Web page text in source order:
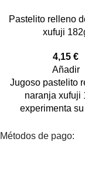
Pastelito relleno
xufuji
4,15 €
Añadir
Jugoso pastelito
naranja xufuji
experimenta su
Métodos de pago: